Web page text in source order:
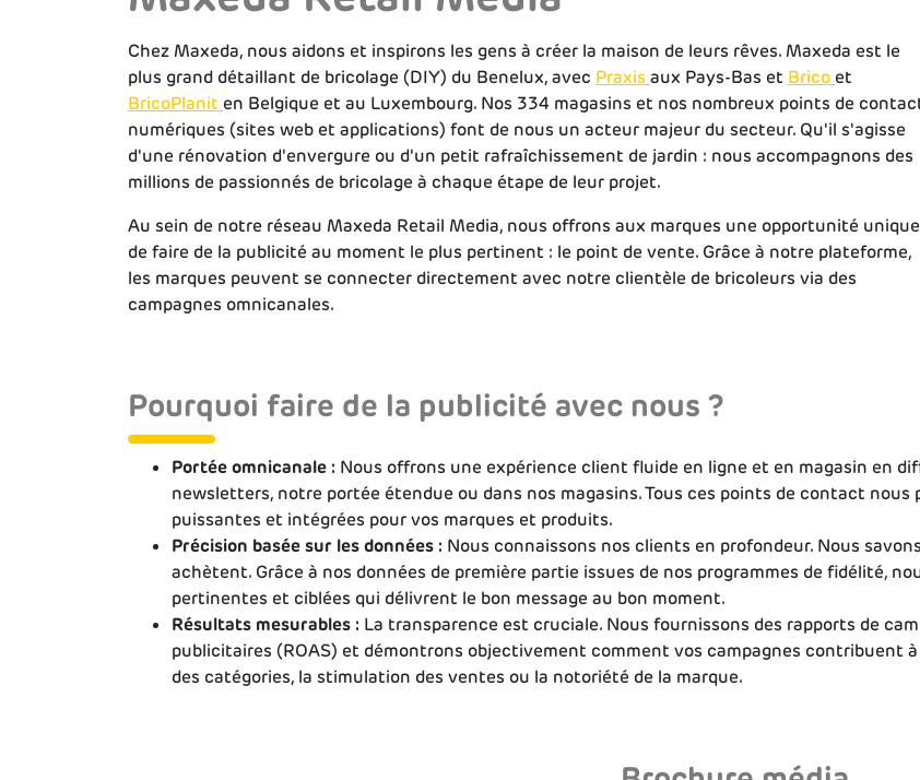
Chez Maxeda, nous aidons et inspirons les gens à créer la maison de leurs rêves. Maxeda est le
plus grand détaillant de bricolage (DIY) du Benelux, avec Praxis aux Pays-Bas et Brico et
BricoPlanit en Belgique et au Luxembourg. Nos 334 magasins et nos nombreux points de
numériques (sites web et applications) font de nous un acteur majeur du secteur. Qu'il s'agisse
d'une rénovation d'envergure ou d'un petit rafraîchissement de jardin : nous accompagnons des
millions de passionnés de bricolage à chaque étape de leur projet.
Au sein de notre réseau Maxeda Retail Media, nous offrons aux marques une opportunité unique
de faire de la publicité au moment le plus pertinent : le point de vente. Grâce à notre plateforme,
les marques peuvent se connecter directement avec notre clientèle de bricoleurs via des
campagnes omnicanales.
Pourquoi faire de la publicité avec nous ?
Portée omnicanale : Nous offrons une expérience client fluide en ligne et en magasin en
newsletters, notre portée étendue ou dans nos magasins. Tous ces points de contact
puissantes et intégrées pour vos marques et produits.
Précision basée sur les données : Nous connaissons nos clients en profondeur. Nous
achètent. Grâce à nos données de première partie issues de nos programmes de fidélité,
pertinentes et ciblées qui délivrent le bon message au bon moment.
Résultats mesurables : La transparence est cruciale. Nous fournissons des rapports de
publicitaires (ROAS) et démontrons objectivement comment vos campagnes contribuent
des catégories, la stimulation des ventes ou la notoriété de la marque.